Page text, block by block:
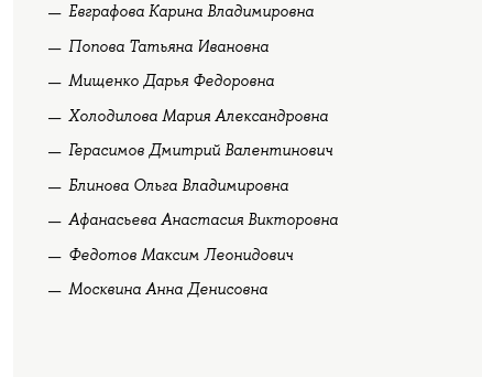
Евграфова Карина Владимировна
Попова Татьяна Ивановна
Мищенко Дарья Федоровна
Холодилова Мария Александровна
Герасимов Дмитрий Валентинович
Блинова Ольга Владимировна
Афанасьева Анастасия Викторовна
Федотов Максим Леонидович
Москвина Анна Денисовна